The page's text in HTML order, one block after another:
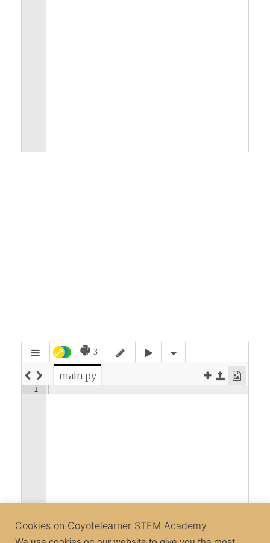
Cookies on Coyotelearner STEM Academy